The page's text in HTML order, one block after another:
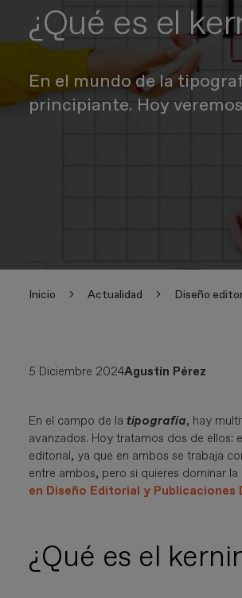
¿Qué es el
En el mundo de la
principiante. Hoy
Inicio Actualidad Diseño
5 Diciembre 2024Agustín Pérez
En el campo de latipografía, hay
avanzados. Hoy tratamos dos de
editorial, ya que en ambos se trabaja
entre ambos, pero si quieres dominar
en Diseño Editorial y Publicaciones
¿Qué es el